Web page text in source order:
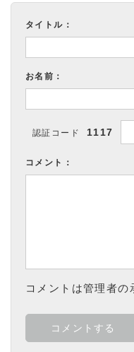
タイトル：
お名前：
認証コード 1117
コメント：
コメントは管理者の